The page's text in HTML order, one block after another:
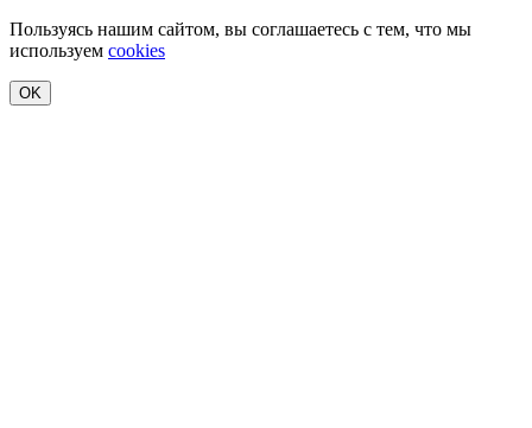
Пользуясь нашим сайтом, вы соглашаетесь с тем, что мы
используем cookies
OK